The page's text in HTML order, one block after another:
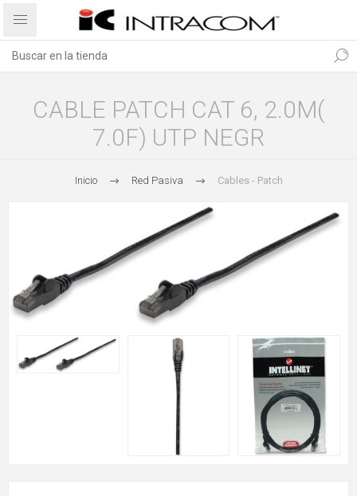
CABLE PATCH CAT 6, 2.0M(
7.0F) UTP NEGR
Inicio Red Pasiva Cables - Patch